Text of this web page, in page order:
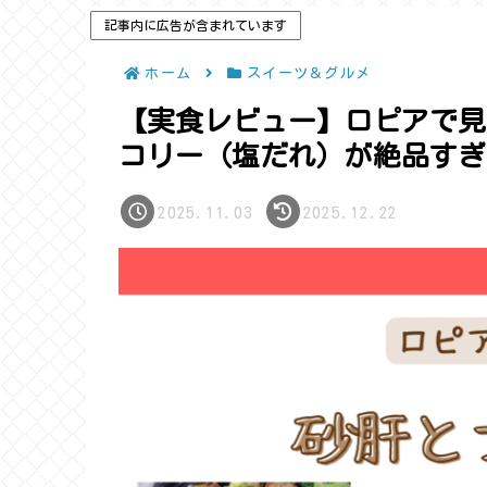
記事内に広告が含まれています
ホーム スイーツ＆グルメ
【実食レビュー】ロピアで
コリー（塩だれ）が絶品す
2025.11.03 2025.12.22